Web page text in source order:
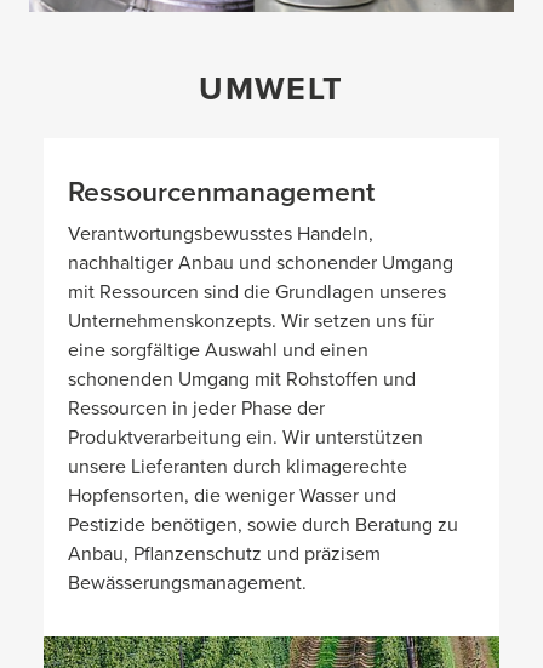
UMWELT
Ressourcenmanagement
Verantwortungsbewusstes Handeln,
nachhaltiger Anbau und schonender Umgang
mit Ressourcen sind die Grundlagen unseres
Unternehmenskonzepts. Wir setzen uns für
eine sorgfältige Auswahl und einen
schonenden Umgang mit Rohstoffen und
Ressourcen in jeder Phase der
Produktverarbeitung ein. Wir unterstützen
unsere Lieferanten durch klimagerechte
Hopfensorten, die weniger Wasser und
Pestizide benötigen, sowie durch Beratung zu
Anbau, Pflanzenschutz und präzisem
Bewässerungsmanagement.